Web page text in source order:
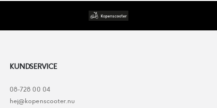
KUNDSERVICE
08-728 00 04
hej@kopenscooter.nu